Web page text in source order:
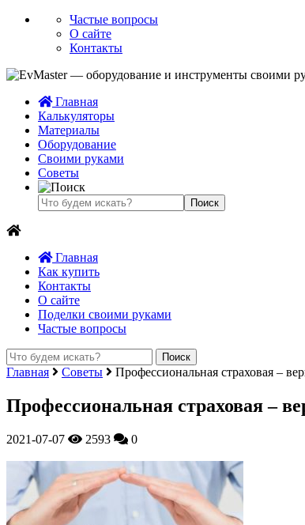
Частые вопросы
О сайте
Контакты
Главная
Калькуляторы
Материалы
Оборудование
Своими руками
Советы
Главная
Как купить
Контакты
О сайте
Поделки своими руками
Частые вопросы
Главная Советы Профессиональная страховая –
Профессиональная страховая –
2021-07-07 2593 0